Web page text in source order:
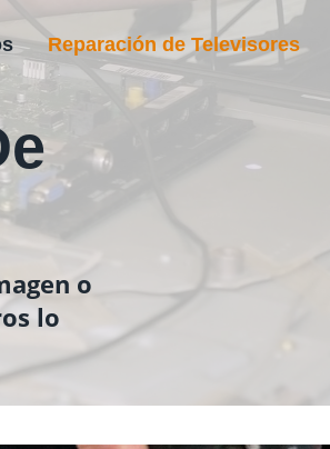
Reparación de Televisores
o
lo